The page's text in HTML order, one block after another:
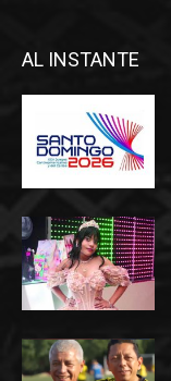
AL INSTANTE